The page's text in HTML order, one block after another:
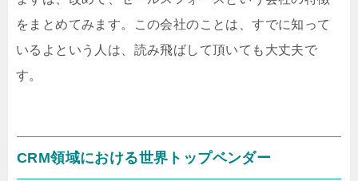
をまとめてみます。この会社のことは、すでに知って
いるよという人は、読み飛ばして頂いても大丈夫で
す。
CRM領域における世界トップベンダー